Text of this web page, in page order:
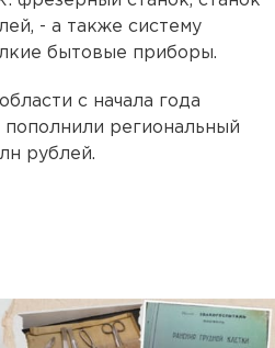
- а также систему
бытовые приборы.
с начала года
региональный
рублей.